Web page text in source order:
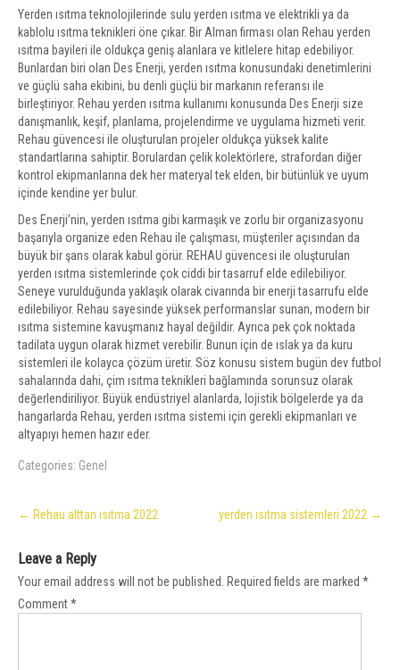
Yerden ısıtma teknolojilerinde sulu yerden ısıtma ve elektrikli ya da
kablolu ısıtma teknikleri öne çıkar. Bir Alman firması olan Rehau yerden
ısıtma bayileri ile oldukça geniş alanlara ve kitlelere hitap edebiliyor.
Bunlardan biri olan Des Enerji, yerden ısıtma konusundaki denetimlerini
ve güçlü saha ekibini, bu denli güçlü bir markanın referansı ile
birleştiriyor. Rehau yerden ısıtma kullanımı konusunda Des Enerji size
danışmanlık, keşif, planlama, projelendirme ve uygulama hizmeti verir.
Rehau güvencesi ile oluşturulan projeler oldukça yüksek kalite
standartlarına sahiptir. Borulardan çelik kolektörlere, strafordan diğer
kontrol ekipmanlarına dek her materyal tek elden, bir bütünlük ve uyum
içinde kendine yer bulur.
Des Enerji’nin, yerden ısıtma gibi karmaşık ve zorlu bir organizasyonu
başarıyla organize eden Rehau ile çalışması, müşteriler açısından da
büyük bir şans olarak kabul görür. REHAU güvencesi ile oluşturulan
yerden ısıtma sistemlerinde çok ciddi bir tasarruf elde edilebiliyor.
Seneye vurulduğunda yaklaşık olarak civarında bir enerji tasarrufu elde
edilebiliyor. Rehau sayesinde yüksek performanslar sunan, modern bir
ısıtma sistemine kavuşmanız hayal değildir. Ayrıca pek çok noktada
tadilata uygun olarak hizmet verebilir. Bunun için de ıslak ya da kuru
sistemleri ile kolayca çözüm üretir. Söz konusu sistem bugün dev futbol
sahalarında dahi, çim ısıtma teknikleri bağlamında sorunsuz olarak
değerlendiriliyor. Büyük endüstriyel alanlarda, lojistik bölgelerde ya da
hangarlarda Rehau, yerden ısıtma sistemi için gerekli ekipmanları ve
altyapıyı hemen hazır eder.
Categories: Genel
Post
navigation
← Rehau alttan ısıtma 2022 yerden ısıtma sistemleri 2022 →
Leave a Reply
Your email address will not be published. Required fields are marked *
Comment*